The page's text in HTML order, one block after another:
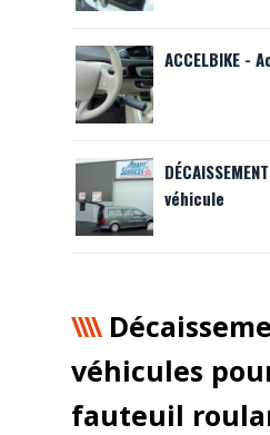
ACCELBIKE
véhicule
véhicules
fauteuil